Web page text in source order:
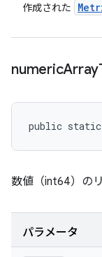
作成された
numericArray
public static
数値（int64）の
パラメータ